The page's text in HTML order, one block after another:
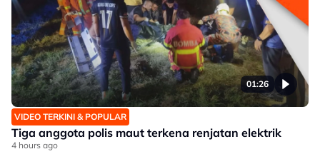
01:26
VIDEO TERKINI & POPULAR
Tiga anggota polis maut terkena renjatan elektrik
4 hours ago